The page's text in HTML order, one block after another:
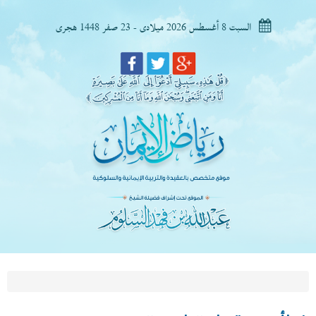
السبت 8 أغسطس 2026 ميلادى - 23 صفر 1448 هجرى